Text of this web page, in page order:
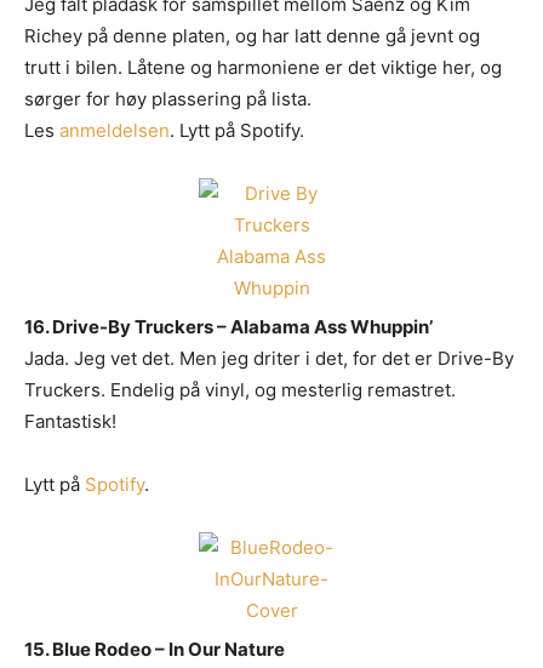
Richey på denne platen, og har latt denne gå jevnt og
trutt i bilen. Låtene og harmoniene er det viktige her, og
sørger for høy plassering på lista.
Les anmeldelsen. Lytt på Spotify.
16. Drive-By Truckers – Alabama Ass Whuppin’
Jada. Jeg vet det. Men jeg driter i det, for det er Drive-By
Truckers. Endelig på vinyl, og mesterlig remastret.
Fantastisk!
Lytt på Spotify.
15. Blue Rodeo – In Our Nature